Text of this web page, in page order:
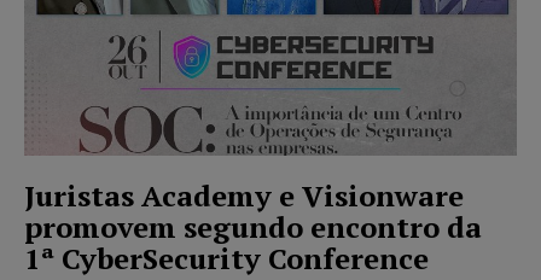
Juristas Academy e Visionware
promovem segundo encontro da
1ª CyberSecurity Conference